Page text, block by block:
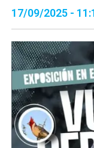
17/09/2025 -